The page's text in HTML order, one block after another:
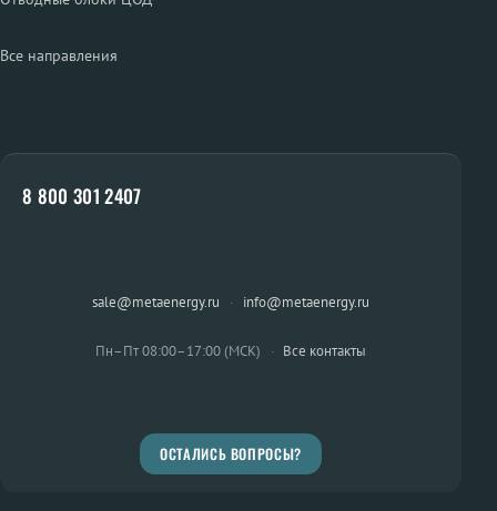
Все направления
8 800 301 2407
sale@metaenergy.ru · info@metaenergy.ru
Пн–Пт 08:00–17:00 (МСК) · Все контакты
ОСТАЛИСЬ ВОПРОСЫ?